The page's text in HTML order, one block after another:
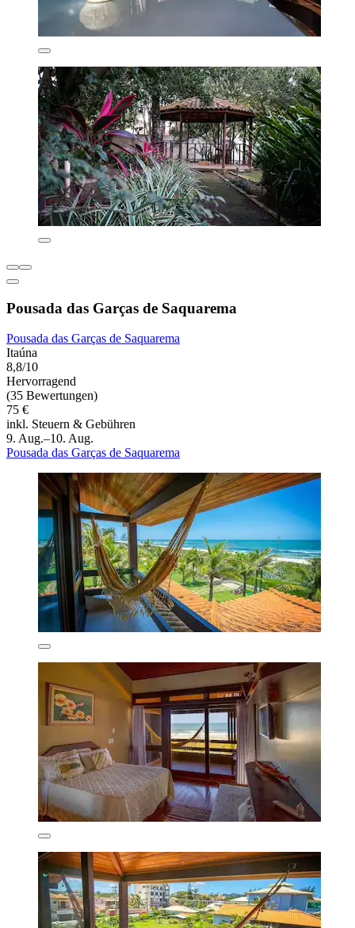
Pousada das Garças de Saquarema
Pousada das Garças de Saquarema
Itaúna
8,8/10
Hervorragend
(35 Bewertungen)
75 €
inkl. Steuern & Gebühren
9. Aug.–10. Aug.
Pousada das Garças de Saquarema